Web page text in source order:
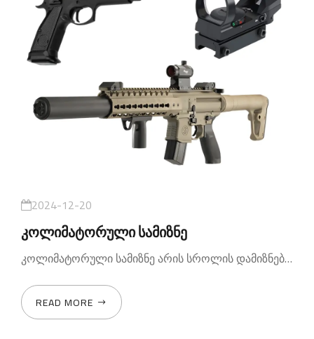
2024-12-20
კოლიმატორული სამიზნე
კოლიმატორული სამიზნე არის სროლის დამიზნების
READ MORE